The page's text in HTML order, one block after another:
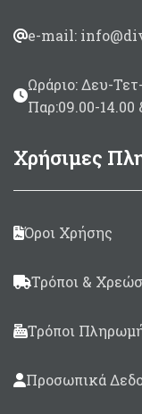
e-mail:
Ωράριο: Δευ-
Παρ:09.00-14.00
Χρήσιμες
Όροι Χρήσης
Τρόποι &
Τρόποι
Προσωπικά